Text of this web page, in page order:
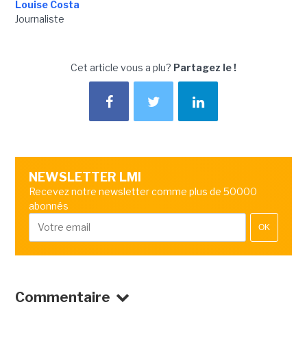
Louise Costa
Journaliste
Cet article vous a plu? Partagez le !
NEWSLETTER LMI
Recevez notre newsletter comme plus de 50000
abonnés
OK
Commentaire